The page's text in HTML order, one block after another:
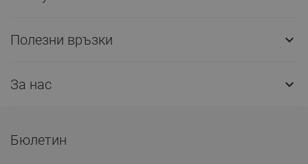
Полезни връзки 
За нас 
Бюлетин